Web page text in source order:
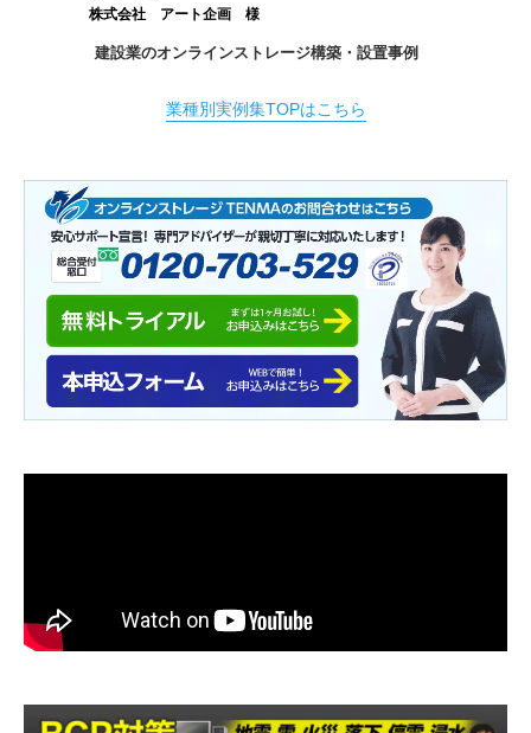
株式会社 アート企画 様
建設業のオンラインストレージ構築・設置事例
業種別実例集TOPはこちら